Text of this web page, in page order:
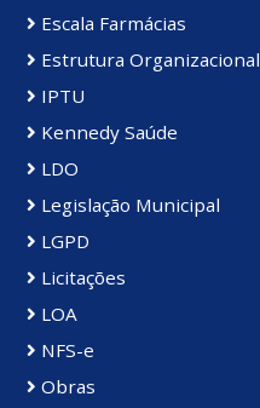
Escala Farmácias
Estrutura Organizacional
IPTU
Kennedy Saúde
LDO
Legislação Municipal
LGPD
Licitações
LOA
NFS-e
Obras